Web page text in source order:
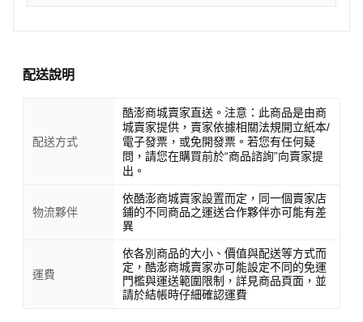
配送說明
配送方式
酷澎商城賣家直送。注意：此商品是由商
城賣家提供，賣家依據相關法規開立紙本/
電子發票，或免開發票。若您有任何疑
問，請您在購買前於“商品諮詢”向賣家提
出。
物流夥伴
依酷澎商城賣家設置而定，同一個賣家店
鋪的不同商品之運送合作夥伴亦可能有差
異
運費
依各別商品的大小、價值與配送等方式而
定，酷澎商城賣家亦可能設定不同的免運
門檻與運送範圍限制，詳見商品頁面，並
請於結帳時仔細確認運費